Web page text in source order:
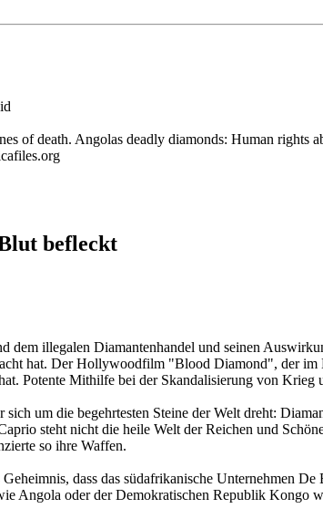
of death. Angolas deadly diamonds: Human rights
befleckt
illegalen Diamantenhandel und seinen
hat. Der Hollywoodfilm "Blood Diamond", der
Potente Mithilfe bei der Skandalisierung von Krieg
um die begehrtesten Steine der Welt dreht:
steht nicht die heile Welt der Reichen und
so ihre Waffen.
dass das südafrikanische Unternehmen
Angola oder der Demokratischen Republik Kongo